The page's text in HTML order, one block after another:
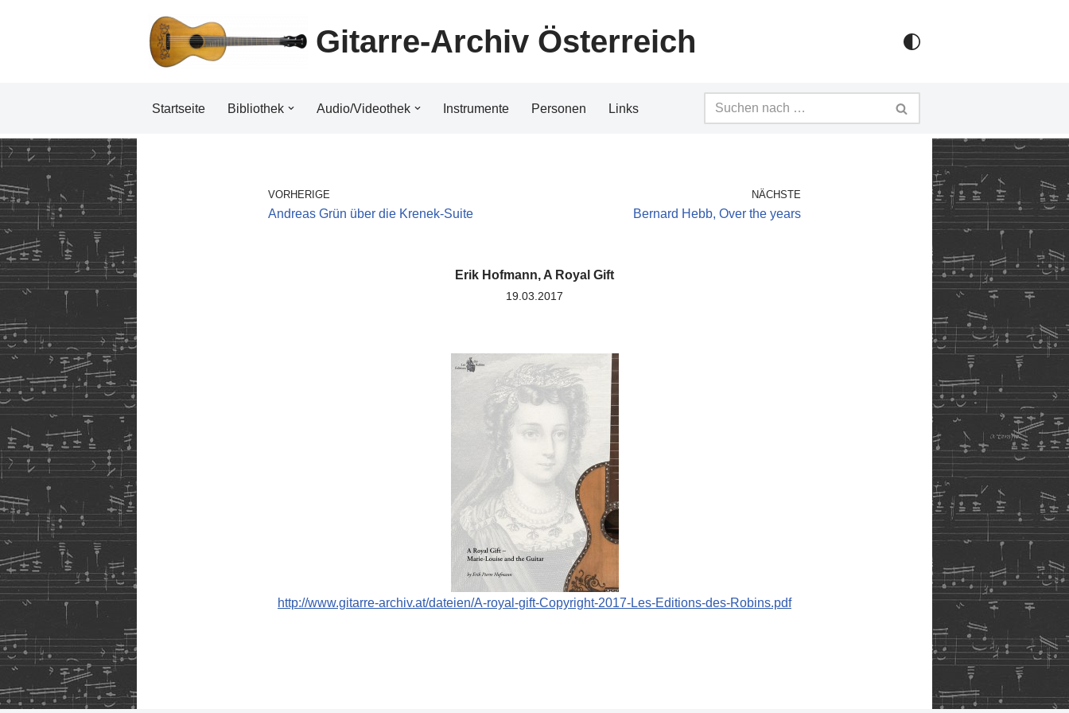
Gitarre-Archiv Österreich
Startseite Bibliothek Audio/Videothek Instrumente Personen Links
VORHERIGE
Andreas Grün über die Krenek-Suite
NÄCHSTE
Bernard Hebb, Over the years
Erik Hofmann, A Royal Gift
19.03.2017
http://www.gitarre-archiv.at/dateien/A-royal-gift-Copyright-2017-Les-Editions-des-Robins.pdf